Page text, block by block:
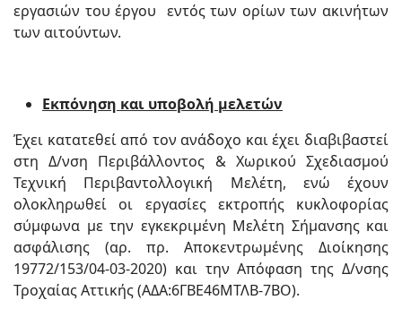
εργασιών του έργου εντός των ορίων των ακινήτων
των αιτούντων.
Εκπόνηση και υποβολή μελετών
Έχει κατατεθεί από τον ανάδοχο και έχει διαβιβαστεί
στη Δ/νση Περιβάλλοντος & Χωρικού Σχεδιασμού
Τεχνική Περιβαντολλογική Μελέτη, ενώ έχουν
ολοκληρωθεί οι εργασίες εκτροπής κυκλοφορίας
σύμφωνα με την εγκεκριμένη Μελέτη Σήμανσης και
ασφάλισης (αρ. πρ. Αποκεντρωμένης Διοίκησης
19772/153/04-03-2020) και την Απόφαση της Δ/νσης
Τροχαίας Αττικής (ΑΔΑ:6ΓΒΕ46ΜΤΛΒ-7ΒΟ).